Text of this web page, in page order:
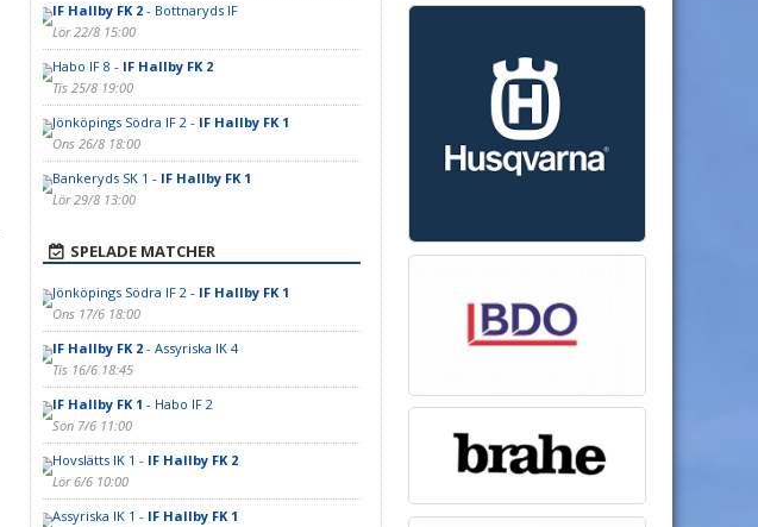
IF Hallby FK 2- Bottnaryds IF
Lör 22/8 15:00
Habo IF 8 - IF Hallby FK 2
Tis 25/8 19:00
Jönköpings Södra IF 2 - IF Hallby FK 1
Ons 26/8 18:00
Bankeryds SK 1 - IF Hallby FK 1
Lör 29/8 13:00
SPELADE MATCHER
Jönköpings Södra IF 2 - IF Hallby FK 1
Ons 17/6 18:00
IF Hallby FK 2- Assyriska IK 4
Tis 16/6 18:45
IF Hallby FK 1 - Habo IF 2
Sön 7/6 11:00
Hovslätts IK 1 - IF Hallby FK 2
Lör 6/6 10:00
Assyriska IK 1 - IF Hallby FK 1